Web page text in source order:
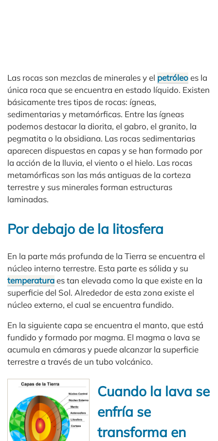
Las rocas son mezclas de minerales y el petróleoes la
única roca que se encuentra en estado líquido. Existen
básicamente tres tipos de rocas: ígneas,
sedimentarias y metamórficas. Entre las ígneas
podemos destacar la diorita, el gabro, el granito, la
pegmatita o la obsidiana. Las rocas sedimentarias
aparecen dispuestas en capas y se han formado por
la acción de la lluvia, el viento o el hielo. Las rocas
metamórficas son las más antiguas de la corteza
terrestre y sus minerales forman estructuras
laminadas.
Por debajo de la litosfera
En la parte más profunda de la Tierra se encuentra el
núcleo interno terrestre. Esta parte es sólida y su
temperaturaes tan elevada como la que existe en la
superficie del Sol. Alrededor de esta zona existe el
núcleo externo, el cual se encuentra fundido.
En la siguiente capa se encuentra el manto, que está
fundido y formado por magma. El magma o lava se
acumula en cámaras y puede alcanzar la superficie
terrestre a través de un tubo volcánico.
Cuando la lava se
enfría se
transforma en